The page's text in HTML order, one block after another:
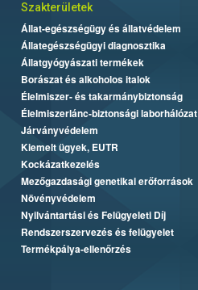
Szakterületek
Állat-egészségügy és állatvédelem
Állategészségügyi diagnosztika
Állatgyógyászati termékek
Borászat és alkoholos italok
Élelmiszer- és takarmánybiztonság
Élelmiszerlánc-biztonsági laborhálózat
Járványvédelem
Kiemelt ügyek, EUTR
Kockázatkezelés
Mezőgazdasági genetikai erőforrások
Növényvédelem
Nyilvántartási és Felügyeleti Díj
Rendszerszervezés és felügyelet
Termékpálya-ellenőrzés